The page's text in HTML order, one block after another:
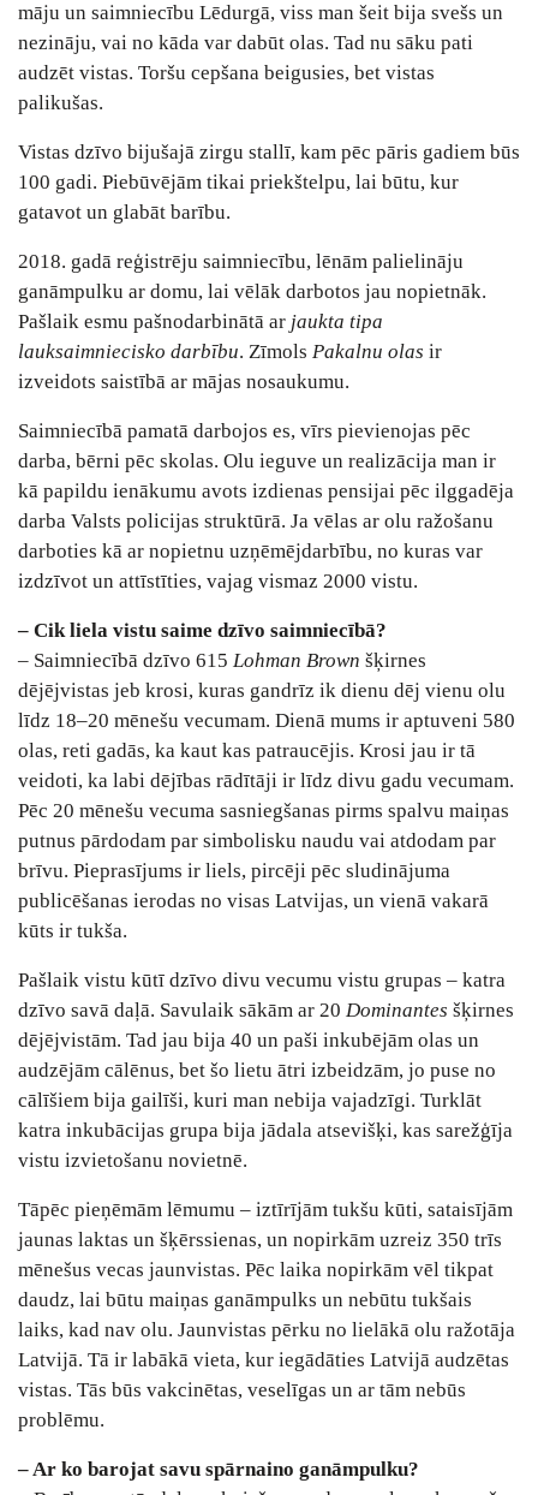
māju un saimniecību Lēdurgā, viss man šeit bija svešs un
nezināju, vai no kāda var dabūt olas. Tad nu sāku pati
audzēt vistas. Toršu cepšana beigusies, bet vistas
palikušas.
Vistas dzīvo bijušajā zirgu stallī, kam pēc pāris gadiem būs
100 gadi. Piebūvējām tikai priekštelpu, lai būtu, kur
gatavot un glabāt barību.
2018. gadā reģistrēju saimniecību, lēnām palielināju
ganāmpulku ar domu, lai vēlāk darbotos jau nopietnāk.
Pašlaik esmu pašnodarbinātā ar jaukta tipa
lauksaimniecisko darbību. Zīmols Pakalnu olas ir
izveidots saistībā ar mājas nosaukumu.
Saimniecībā pamatā darbojos es, vīrs pievienojas pēc
darba, bērni pēc skolas. Olu ieguve un realizācija man ir
kā papildu ienākumu avots izdienas pensijai pēc ilggadēja
darba Valsts policijas struktūrā. Ja vēlas ar olu ražošanu
darboties kā ar nopietnu uzņēmējdarbību, no kuras var
izdzīvot un attīstīties, vajag vismaz 2000 vistu.
– Cik liela vistu saime dzīvo saimniecībā?
– Saimniecībā dzīvo 615 Lohman Brown šķirnes
dējējvistas jeb krosi, kuras gandrīz ik dienu dēj vienu olu
līdz 18–20 mēnešu vecumam. Dienā mums ir aptuveni 580
olas, reti gadās, ka kaut kas patraucējis. Krosi jau ir tā
veidoti, ka labi dējības rādītāji ir līdz divu gadu vecumam.
Pēc 20 mēnešu vecuma sasniegšanas pirms spalvu maiņas
putnus pārdodam par simbolisku naudu vai atdodam par
brīvu. Pieprasījums ir liels, pircēji pēc sludinājuma
publicēšanas ierodas no visas Latvijas, un vienā vakarā
kūts ir tukša.
Pašlaik vistu kūtī dzīvo divu vecumu vistu grupas – katra
dzīvo savā daļā. Savulaik sākām ar 20 Dominantes šķirnes
dējējvistām. Tad jau bija 40 un paši inkubējām olas un
audzējām cālēnus, bet šo lietu ātri izbeidzām, jo puse no
cālīšiem bija gailīši, kuri man nebija vajadzīgi. Turklāt
katra inkubācijas grupa bija jādala atsevišķi, kas sarežģīja
vistu izvietošanu novietnē.
Tāpēc pieņēmām lēmumu – iztīrījām tukšu kūti, sataisījām
jaunas laktas un šķērssienas, un nopirkām uzreiz 350 trīs
mēnešus vecas jaunvistas. Pēc laika nopirkām vēl tikpat
daudz, lai būtu maiņas ganāmpulks un nebūtu tukšais
laiks, kad nav olu. Jaunvistas pērku no lielākā olu ražotāja
Latvijā. Tā ir labākā vieta, kur iegādāties Latvijā audzētas
vistas. Tās būs vakcinētas, veselīgas un ar tām nebūs
problēmu.
– Ar ko barojat savu spārnaino ganāmpulku?